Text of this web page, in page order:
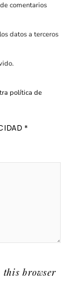
comentarios
datos a terceros
política de
*
this browser